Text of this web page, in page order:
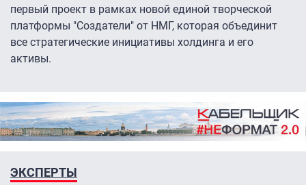
первый проект в рамках новой единой творческой
платформы "Создатели" от НМГ, которая объединит
все стратегические инициативы холдинга и его
активы.
ЭКСПЕРТЫ